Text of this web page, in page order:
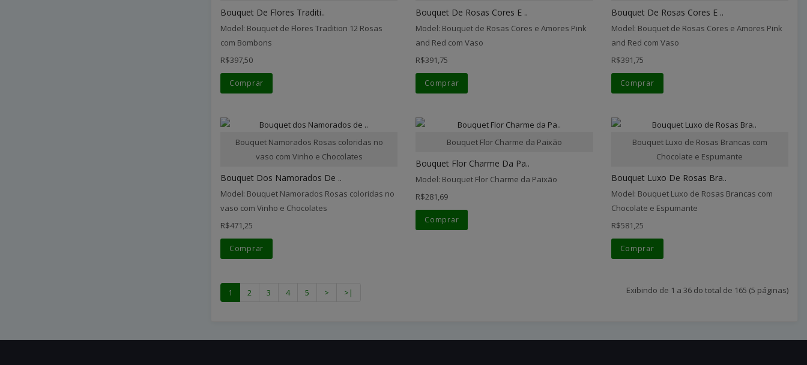
Bouquet De Flores Traditi..
Model: Bouquet de Flores Tradition 12 Rosas
com Bombons
R$397,50
Comprar
Bouquet De Rosas Cores E ..
Model: Bouquet de Rosas Cores e Amores Pink
and Red com Vaso
R$391,75
Comprar
Bouquet De Rosas Cores E ..
Model: Bouquet de Rosas Cores e Amores Pink
and Red com Vaso
R$391,75
Comprar
Bouquet Namorados Rosas coloridas no
vaso com Vinho e Chocolates
Bouquet Dos Namorados De ..
Model: Bouquet Namorados Rosas coloridas no
vaso com Vinho e Chocolates
R$471,25
Comprar
Bouquet Flor Charme da Paixão
Bouquet Flor Charme Da Pa..
Model: Bouquet Flor Charme da Paixão
R$281,69
Comprar
Bouquet Luxo de Rosas Brancas com
Chocolate e Espumante
Bouquet Luxo De Rosas Bra..
Model: Bouquet Luxo de Rosas Brancas com
Chocolate e Espumante
R$581,25
Comprar
1 2 3 4 5 > >| Exibindo de 1 a 36 do total de 165 (5 páginas)